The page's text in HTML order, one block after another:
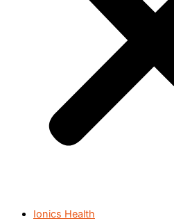
Ionics Health